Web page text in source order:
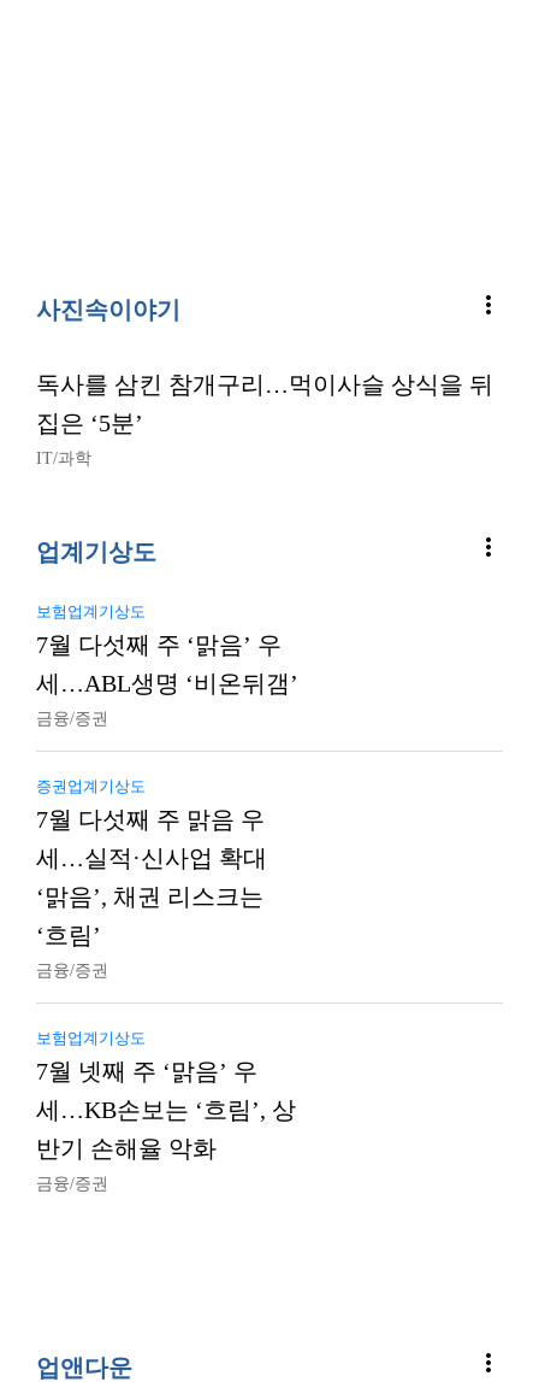
사진속이야기 more_vert
독사를 삼킨 참개구리…먹이사슬 상식을 뒤
집은 ‘5분’
IT/과학
업계기상도 more_vert
보험업계기상도
7월 다섯째 주 ‘맑음’ 우
세…ABL생명 ‘비온뒤갬’
금융/증권
증권업계기상도
7월 다섯째 주 맑음 우
세…실적·신사업 확대
‘맑음’, 채권 리스크는
‘흐림’
금융/증권
보험업계기상도
7월 넷째 주 ‘맑음’ 우
세…KB손보는 ‘흐림’, 상
반기 손해율 악화
금융/증권
업앤다운 more_vert